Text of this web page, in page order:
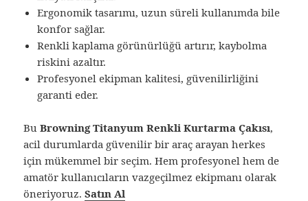
Ergonomik tasarımı, uzun süreli kullanımda bile
konfor sağlar.
Renkli kaplama görünürlüğü artırır, kaybolma
riskini azaltır.
Profesyonel ekipman kalitesi, güvenilirliğini
garanti eder.
BuBrowning Titanyum Renkli Kurtarma Çakısı,
acil durumlarda güvenilir bir araç arayan herkes
için mükemmel bir seçim. Hem profesyonel hem de
amatör kullanıcıların vazgeçilmez ekipmanı olarak
öneriyoruz.Satın Al